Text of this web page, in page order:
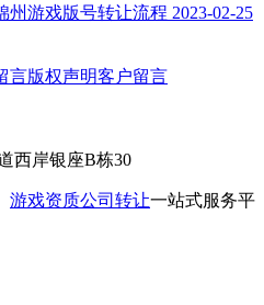
州游戏版号转让流程 2023-02-25
言版权声明客户留言
西岸银座B栋30
游戏资质公司转让一站式服务平